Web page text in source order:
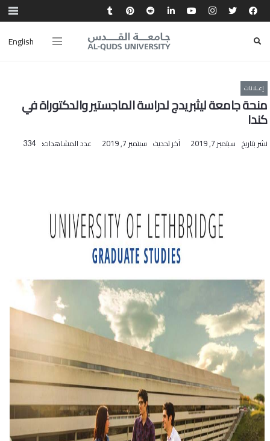
English
إعـلانات
منحة جامعة ليثبريدج لدراسة الماجستير والدكتوراة في
كندا
نشر بتاريخ سبتمبر 7, 2019 آخر تحديث سبتمبر 7, 2019 عدد المشاهدات: 334